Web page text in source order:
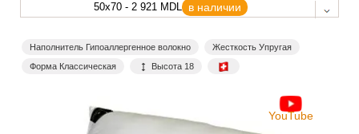
50x70 - 2 921 MDL в наличии
Наполнитель Гипоаллергенное волокно
Жесткость Упругая
Форма Классическая
Высота 18
YouTube